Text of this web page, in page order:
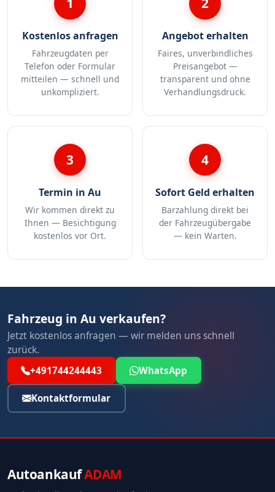
Kostenlos anfragen
Fahrzeugdaten per
Telefon oder Formular
mitteilen — schnell und
unkompliziert.
Angebot erhalten
Faires, unverbindliches
Preisangebot —
transparent und ohne
Verhandlungsdruck.
3
Termin in Au
Wir kommen direkt zu
Ihnen — Besichtigung
kostenlos vor Ort.
4
Sofort Geld erhalten
Barzahlung direkt bei
der Fahrzeugübergabe
— kein Warten.
Fahrzeug in Au verkaufen?
Jetzt kostenlos anfragen — wir melden uns schnell
zurück.
+491744244443 WhatsApp
Kontaktformular
AutoankaufADAM